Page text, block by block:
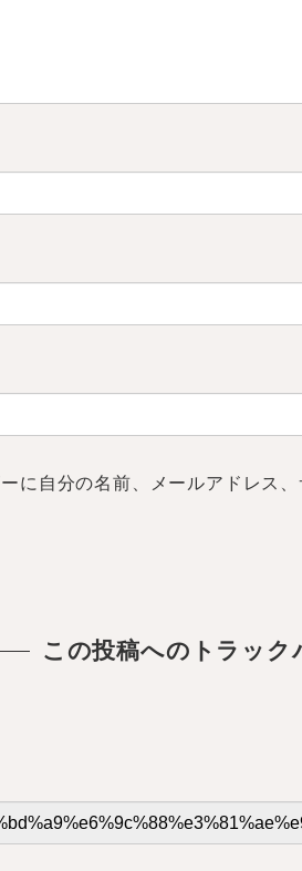
に自分の名前、メールアドレス
この投稿へのトラック